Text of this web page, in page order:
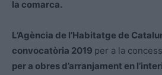
la comarca.
L’Agència de l’Habitatge de
convocatòria 2019 per a la
per a obres d’arranjament en